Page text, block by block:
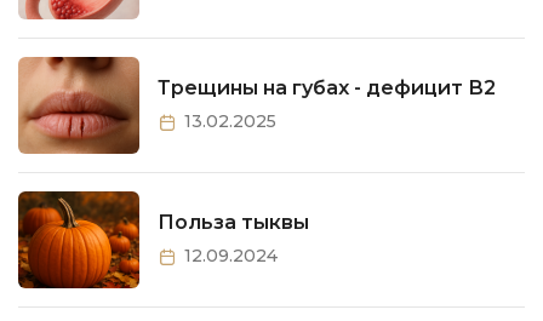
Трещины на губах - дефицит В2
13.02.2025
Польза тыквы
12.09.2024